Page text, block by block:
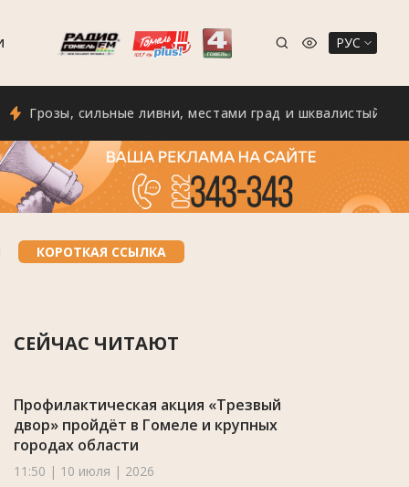
РУС
сильные ливни, местами град и шквалистый ветер с
КОРОТКАЯ ССЫЛКА
СЕЙЧАС ЧИТАЮТ
Профилактическая акция «Трезвый
двор» пройдёт в Гомеле и крупных
городах области
11:50 | 10 июля | 2026